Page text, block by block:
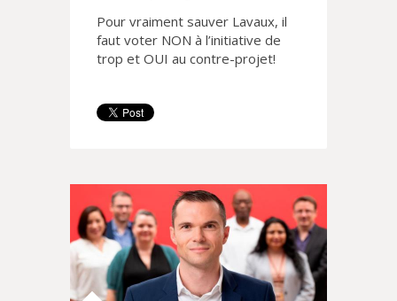
Pour vraiment sauver Lavaux, il
faut voter NON à l’initiative de
trop et OUI au contre-projet!